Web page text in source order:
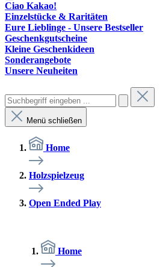
Ciao Kakao!
Einzelstücke & Raritäten
Eure Lieblinge - Unsere Bestseller
Geschenkgutscheine
Kleine Geschenkideen
Sonderangebote
Unsere Neuheiten
Menü schließen
Home
Holzspielzeug
Open Ended Play
Home